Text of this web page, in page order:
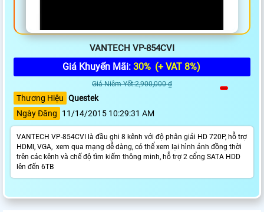
VANTECH VP-854CVI
Giá Khuyến Mãi: 30% (+ VAT 8%)
Giá Niêm Yết:2,900,000 ₫
Thương Hiệu Questek
Ngày Đăng
11/14/2015 10:29:31 AM
VANTECH VP-854CVI là đầu ghi 8 kênh với độ phân giải HD 720P, hỗ trợ
HDMI, VGA, xem qua mạng dễ dàng, có thể xem lại hình ảnh đồng thời
trên các kênh và chế độ tìm kiếm thông minh, hỗ trợ 2 cổng SATA HDD
lên đến 6TB